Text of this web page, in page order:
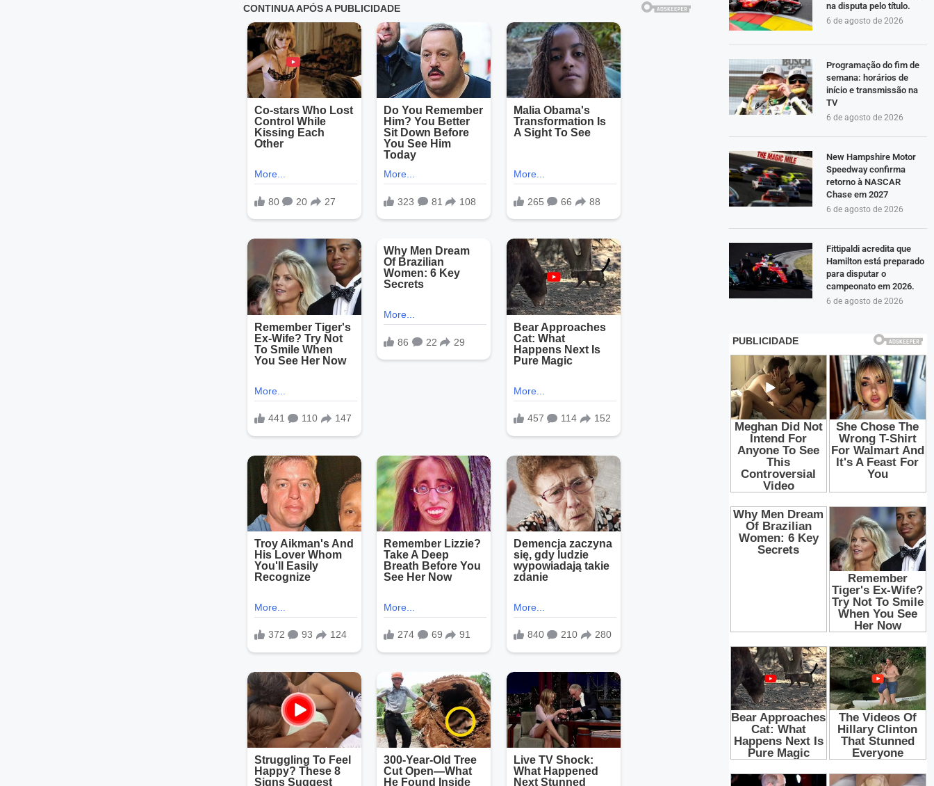
na disputa pelo título.
6 de agosto de 2026
Programação do fim de
semana: horários de
início e transmissão na
TV
6 de agosto de 2026
New Hampshire Motor
Speedway confirma
retorno à NASCAR
Chase em 2027
6 de agosto de 2026
Fittipaldi acredita que
Hamilton está preparado
para disputar o
campeonato em 2026.
6 de agosto de 2026